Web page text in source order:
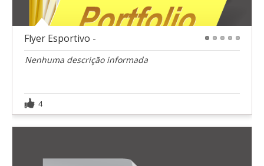
Flyer Esportivo -
Nenhuma descrição informada
4